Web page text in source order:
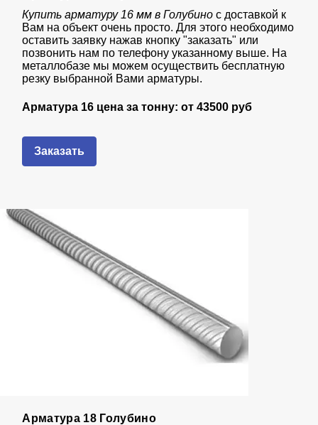
Купить арматуру 16 мм в Голубинос доставкой к
Вам на объект очень просто. Для этого необходимо
оставить заявку нажав кнопку "заказать" или
позвонить нам по телефону указанному выше. На
металлобазе мы можем осуществить бесплатную
резку выбранной Вами арматуры.
Арматура 16 цена за тонну: от43500 руб
Заказать
Арматура 18 Голубино